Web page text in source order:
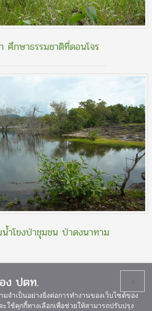
ศึกษาธรรมชาติที่ดอนโจร
ำโขงป่าชุมชน ป่าดงนาทาม
ง ปตท.
จำเป็นอย่างยิ่งต่อการทำงานของเว็บไซต์ของ
ใช้คุกกี้ทางเลือกเพื่อช่วยให้สามารถปรับปรุง